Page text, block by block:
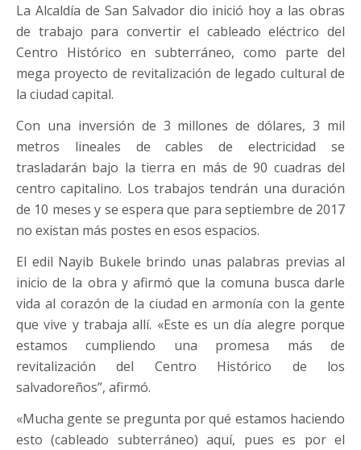
La Alcaldía de San Salvador dio inició hoy a las obras
de trabajo para convertir el cableado eléctrico del
Centro Histórico en subterráneo, como parte del
mega proyecto de revitalización de legado cultural de
la ciudad capital.
Con una inversión de 3 millones de dólares, 3 mil
metros lineales de cables de electricidad se
trasladarán bajo la tierra en más de 90 cuadras del
centro capitalino. Los trabajos tendrán una duración
de 10 meses y se espera que para septiembre de 2017
no existan más postes en esos espacios.
El edil Nayib Bukele brindo unas palabras previas al
inicio de la obra y afirmó que la comuna busca darle
vida al corazón de la ciudad en armonía con la gente
que vive y trabaja allí. «Este es un día alegre porque
estamos cumpliendo una promesa más de
revitalización del Centro Histórico de los
salvadoreños”, afirmó.
«Mucha gente se pregunta por qué estamos haciendo
esto (cableado subterráneo) aquí, pues es por el